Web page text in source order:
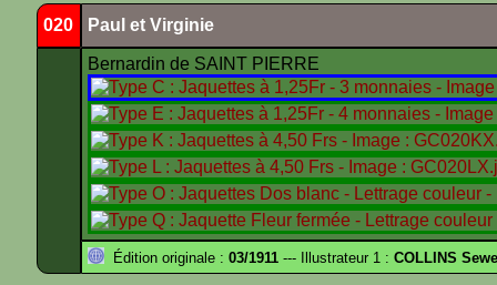
020 Paul et Virginie
Bernardin de SAINT PIERRE
Édition originale : 03/1911 --- Illustrateur 1 : COLLINS